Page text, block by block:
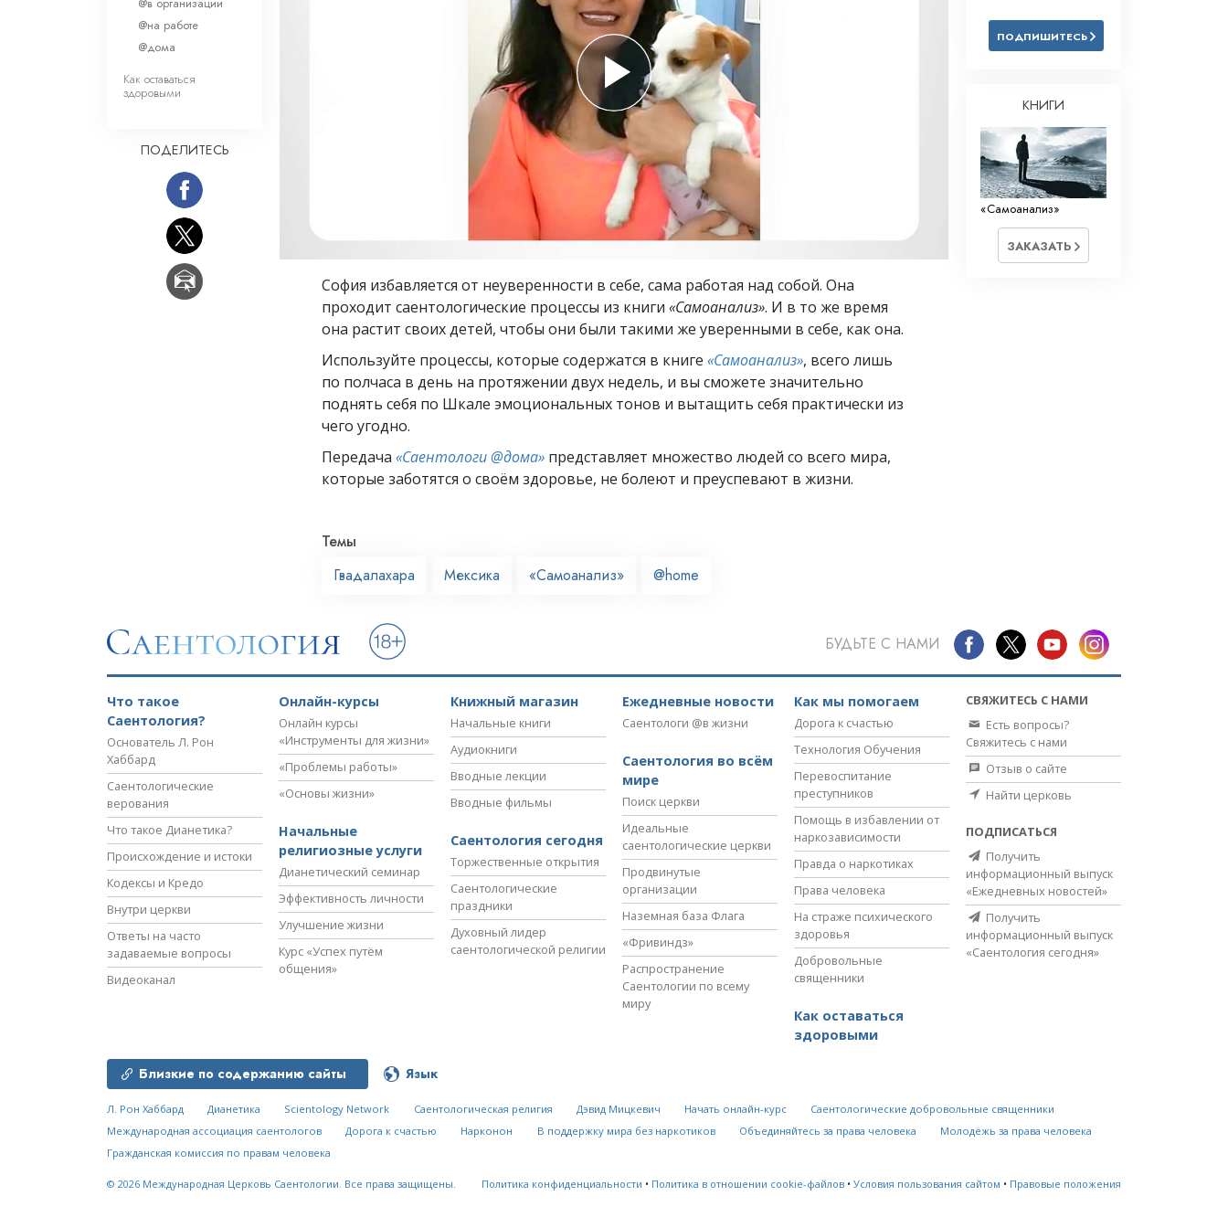
Решение проблемы наркотиков
Этика и состояния
Причина подавления
Расследования
Основы организации
София избавляется от неуверенности в себе, сама работая над собой. Она
проходит саентологические процессы из книги «Самоанализ». И в то же время
она растит своих детей, чтобы они были такими же уверенными в себе, как она.
Используйте процессы, которые содержатся в книге «Самоанализ», всего лишь
по полчаса в день на протяжении двух недель, и вы сможете значительно
поднять себя по Шкале эмоциональных тонов и вытащить себя практически из
чего угодно.
Передача «Саентологи @дома» представляет множество людей со всего мира,
которые заботятся о своём здоровье, не болеют и преуспевают в жизни.
Темы
Гвадалахара
Мексика «Самоанализ» @home
@на работе
@дома
Как оставаться
здоровыми
ПОДЕЛИТЕСЬ
ПОДПИШИТЕСЬ
КНИГИ
«Самоанализ»
ЗАКАЗАТЬ
БУДЬТЕ С НАМИ
Что такое
Саентология?
Основатель Л. Рон
Хаббард
Саентологические
верования
Что такое Дианетика?
Происхождение и истоки
Кодексы и Кредо
Внутри церкви
Ответы на часто
задаваемые вопросы
Видеоканал
Онлайн-курсы
Онлайн курсы
«Инструменты для жизни»
«Проблемы работы»
«Основы жизни»
Начальные
религиозные услуги
Дианетический семинар
Эффективность личности
Улучшение жизни
Курс «Успех путём
общения»
Книжный магазин
Начальные книги
Аудиокниги
Вводные лекции
Вводные фильмы
Саентология сегодня
Торжественные открытия
Саентологические
праздники
Духовный лидер
саентологической религии
Ежедневные новости
Саентологи @в жизни
Саентология во всём
мире
Поиск церкви
Идеальные
саентологические церкви
Продвинутые
организации
Наземная база Флага
«Фривиндз»
Распространение
Саентологии по всему
миру
Как мы помогаем
Дорога к счастью
Технология Обучения
Перевоспитание
преступников
Помощь в избавлении от
наркозависимости
Правда о наркотиках
Права человека
На страже психического
здоровья
Добровольные
священники
Как оставаться
здоровыми
СВЯЖИТЕСЬ С НАМИ
Есть вопросы?
Свяжитесь с нами
Отзыв о сайте
Найти церковь
ПОДПИСАТЬСЯ
Получить
информационный выпуск
«Ежедневных новостей»
Получить
информационный выпуск
«Саентология сегодня»
Близкие по содержанию сайты Язык
Л. Рон Хаббард Дианетика Scientology Network Саентологическая религия Дэвид Мицкевич Начать онлайн-курс
Саентологические добровольные священники
Международная ассоциация саентологов
Дорога к счастью Нарконон В поддержку мира без наркотиков Объединяйтесь за права человека
Молодёжь за права человека
Гражданская комиссия по правам человека
© 2026 Международная Церковь Саентологии. Все права защищены. Политика конфиденциальности • Политика в отношении cookie-файлов • Условия пользования сайтом • Правовые положения